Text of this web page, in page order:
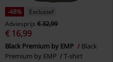
-48%
Exclusief
Adviesprijs € 32,99
€ 16,99
Black Premium by EMP
Black
Premium by EMP
T-shirt